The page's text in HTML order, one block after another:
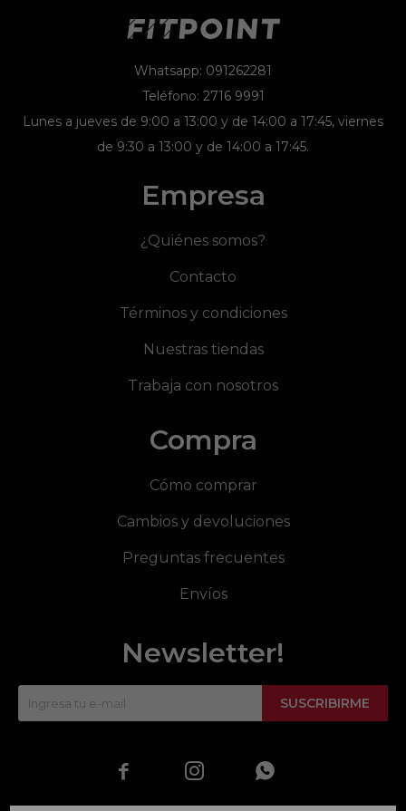
Whatsapp: 091262281
Teléfono: 2716 9991
Lunes a jueves de 9:00 a 13:00 y de 14:00 a 17:45, viernes
de 9:30 a 13:00 y de 14:00 a 17:45.
Empresa
¿Quiénes somos?
Contacto
Términos y condiciones
Nuestras tiendas
Trabaja con nosotros
Compra
Cómo comprar
Cambios y devoluciones
Preguntas frecuentes
Envíos
Newsletter!
SUSCRIBIRME
  